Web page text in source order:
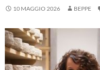
10 MAGGIO 2026 BEPPE